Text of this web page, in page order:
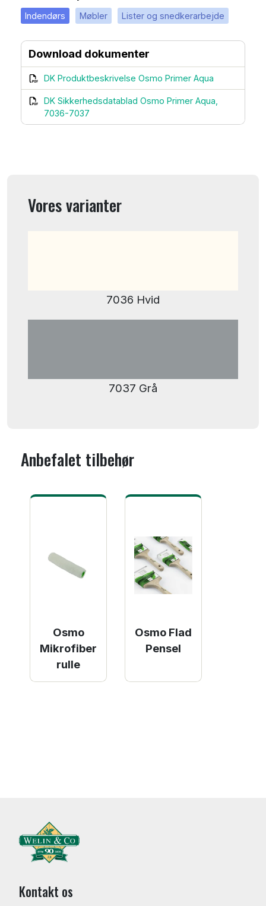
Indendørs Møbler Lister og snedkerarbejde
Download dokumenter
DK Produktbeskrivelse Osmo Primer Aqua
DK Sikkerhedsdatablad Osmo Primer Aqua,
7036-7037
Vores varianter
7036 Hvid
7037 Grå
Anbefalet tilbehør
Osmo
Mikrofiber
rulle
Osmo Flad
Pensel
Kontakt os